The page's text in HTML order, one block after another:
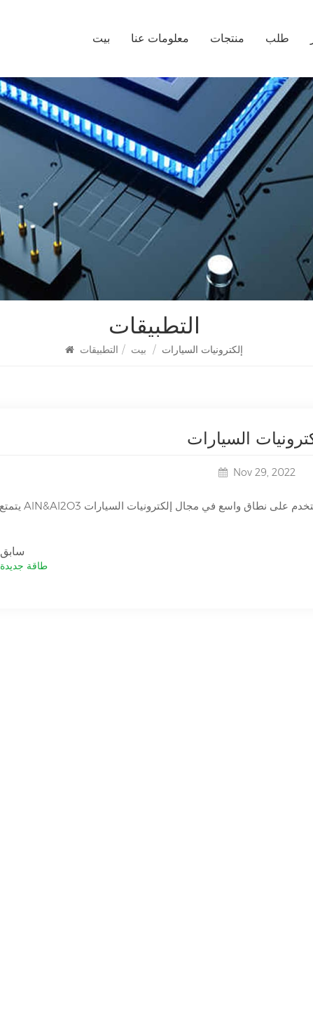
بيت معلومات عنا منتجات طلب
التطبيقات
بيت / التطبيقات / إلكترونيات السيارات
السيارات
Nov 29, 2022
سابق
طاقة جديدة